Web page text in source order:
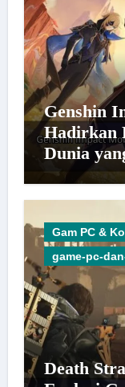
Genshin
Hadirkan
Dunia
Gam PC &
game-pc-
Death